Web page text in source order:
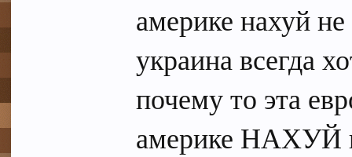
америке нахуй
украина всегда
почему то эта
америке НАХУЙ